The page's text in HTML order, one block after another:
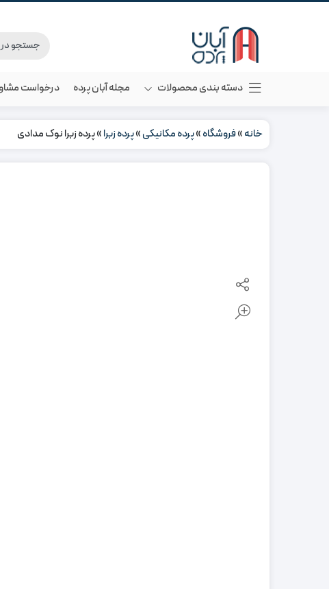
دسته بندی محصولات مجله آبان پرده درخواست
خانه»فروشگاه»پرده مکانیکی»پرده زبرا»پرده زبرا نوک مدادی